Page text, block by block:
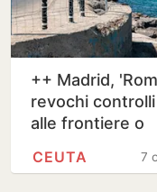
++ Madrid,
revochi controlli
alle frontiere o
misure' ++
7
CEUTA